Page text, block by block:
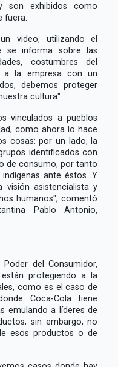
son exhibidos como
fuera.
video, utilizando el
se informa sobre las
costumbres del
a la empresa con un
debemos proteger
cultura".
vinculados a pueblos
como ahora lo hace
cosas: por un lado, la
identificados con
de consumo, por tanto
ante éstos. Y
asistencialista y
humanos", comentó
Pablo Antonio,
del Consumidor,
protegiendo a la
como es el caso de
Coca-Cola tiene
emulando a líderes de
sin embargo, no
esos productos o de